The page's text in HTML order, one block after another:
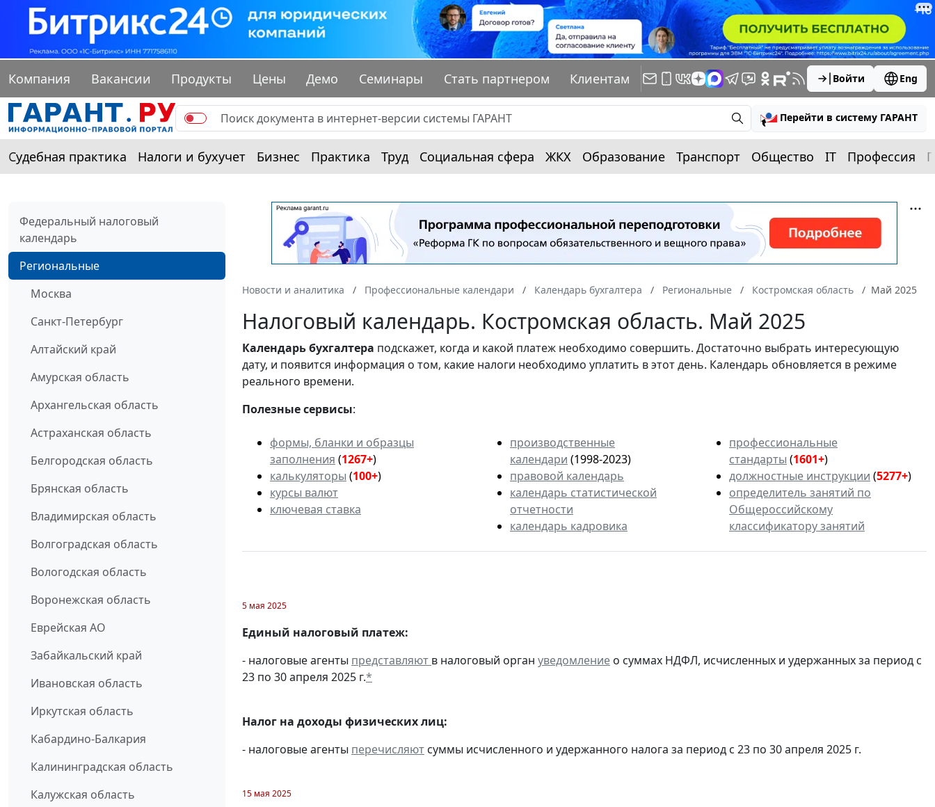
Компания Вакансии Продукты Цены Демо Семинары Стать партнером Клиентам Войти Eng
Перейти в систему ГАРАНТ
Судебная практика Налоги и бухучет Бизнес Практика Труд Социальная сфера ЖКХ Образование Транспорт Общество IT Профессия
Федеральный налоговый
календарь
Региональные
Москва
Санкт-Петербург
Алтайский край
Амурская область
Архангельская область
Астраханская область
Белгородская область
Брянская область
Владимирская область
Волгоградская область
Вологодская область
Воронежская область
Еврейская АО
Забайкальский край
Ивановская область
Иркутская область
Кабардино-Балкария
Калининградская область
Калужская область
Новости и аналитика Профессиональные календари Календарь бухгалтера Региональные Костромская область Май 2025
Налоговый календарь. Костромская область. Май 2025
Календарьбухгалтера подскажет, когда и какой платеж необходимо совершить. Достаточно выбрать интересующую
дату, и появится информация о том, какие налоги необходимо уплатить в этот день. Календарь обновляется в режиме
реального времени.
Полезные сервисы:
формы, бланки и образцы
заполнения (1267+)
калькуляторы (100+)
курсы валют
ключевая ставка
производственные
календари (1998-2023)
правовой календарь
календарь статистической
отчетности
календарь кадровика
профессиональные
стандарты (1601+)
должностные инструкции (5277+)
определитель занятий по
Общероссийскому
классификатору занятий
5 мая 2025
Единый налоговый платеж:
- налоговые агенты представляют в налоговый орган уведомление о суммах НДФЛ, исчисленных и удержанных за период с
23 по 30 апреля 2025 г.*
Налог на доходы физических лиц:
- налоговые агенты перечисляют суммы исчисленного и удержанного налога за период с 23 по 30 апреля 2025 г.
15 мая 2025